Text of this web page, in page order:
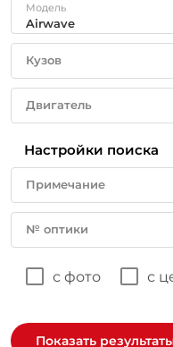
Модель
Кузов
Двигатель
Настройки поиска
Примечание
№ оптики
с фото с
Показать